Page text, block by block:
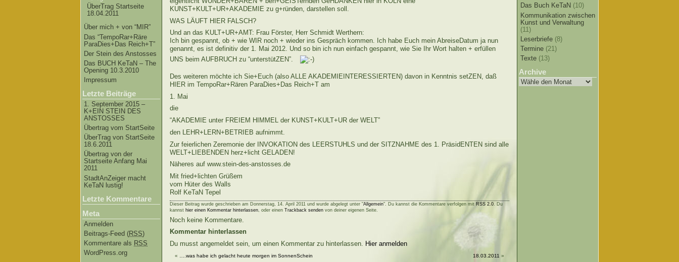
ÜberTrag Startseite
18.04.2011
Über mich + von “MIR”
Das “TempoRar+Räre
ParaDies+Das Reich+T”
Der Stein des Anstosses
Das BUCH KeTaN – The
Opening 10.3.2010
Impressum
Letzte Beiträge
1. September 2015 –
K+EIN STEIN DES
ANSTOSSES
Übertrag vom StartSeite
ÜberTrag von StartSeite
18.6.2011
Übertrag von der
Startseite Anfang Mai
2011
StadtAnZeiger macht
KeTaN lustig!
Letzte Kommentare
Meta
Anmelden
Beitrags-Feed (RSS)
Kommentare als RSS
WordPress.org
Das Buch KeTaN (10)
Kommunikation zwischen
Kunst und Verwaltung
(11)
Leserbriefe (8)
Termine (21)
Texte (13)
Archive
KUNST+KULT+UR+AKADEMIE zu g+ründen, darstellen soll.
WAS LÄUFT HIER FALSCH?
Und an das KULT+UR+AMT: Frau Förster, Herr Schmidt Werthern:
Ich bin gespannt, ob + wie WIR noch + wieder ins Gespräch kommen. Ich habe Euch mein AbreiseDatum ja nun
genannt, es ist definitiv der 1. Mai 2012. Und so bin ich nun einfach gespannt, wie Sie Ihr Wort halten + erfüllen
UNS beim AUFBRUCH zu “unterstütZEN”.
Des weiteren möchte ich Sie+Euch (also ALLE AKADEMIEINTERESSIERTEN) davon in Kenntnis setZEN, daß
HIER im TempoRar+Rären ParaDies+Das Reich+T am
1. Mai
die
“AKADEMIE unter FREIEM HIMMEL der KUNST+KULT+UR der WELT”
den LEHR+LERN+BETRIEB aufnimmt.
Zur feierlichen Zeremonie der INVOKATION des LEERSTUHLS und der SITZNAHME des 1. PräsidENTEN sind alle
WELT+LIEBENDEN herz+licht GELADEN!
Näheres auf www.stein-des-anstosses.de
Mit fried+lichten Grüßem
vom Hüter des Walls
Rolf KeTaN Tepel
Dieser Beitrag wurde geschrieben am Donnerstag, 14. April 2011 und wurde abgelegt unter "Allgemein". Du kannst die Kommentare verfolgen mit RSS 2.0 . Du
kannst hier einen Kommentar hinterlassen , oder einen Trackback senden von deiner eigenen Seite.
Noch keine Kommentare.
Kommentar hinterlassen
Du musst angemeldet sein, um einen Kommentar zu hinterlassen. Hier anmelden
18.03.2011 »
« ….was habe ich gelacht heute morgen im SonnenSchein